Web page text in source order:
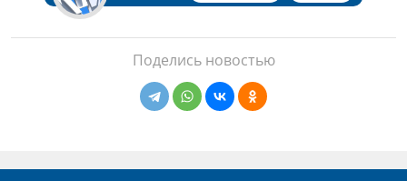
Поделись новостью